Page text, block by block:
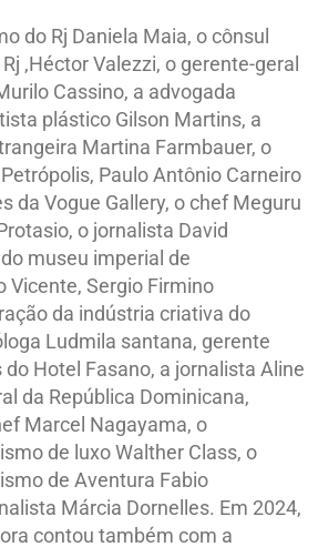
do Rj Daniela Maia, o cônsul
,Héctor Valezzi, o gerente-geral
Cassino, a advogada
plástico Gilson Martins, a
Martina Farmbauer, o
Paulo Antônio Carneiro
da Vogue Gallery, o chef Meguru
o jornalista David
museu imperial de
Vicente, Sergio Firmino
da indústria criativa do
Ludmila santana, gerente
Hotel Fasano, a jornalista Aline
da República Dominicana,
Marcel Nagayama, o
de luxo Walther Class, o
de Aventura Fabio
Márcia Dornelles. Em 2024,
contou também com a